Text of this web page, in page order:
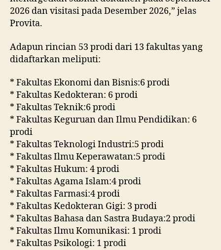
2026 dan visitasi pada Desember 2026,” jelas
Provita.
Adapun rincian 53 prodi dari 13 fakultas yang
didaftarkan meliputi:
* Fakultas Ekonomi dan Bisnis:6 prodi
* Fakultas Kedokteran: 6 prodi
* Fakultas Teknik:6 prodi
* Fakultas Keguruan dan Ilmu Pendidikan: 6
prodi
* Fakultas Teknologi Industri:5 prodi
* Fakultas Ilmu Keperawatan:5 prodi
* Fakultas Hukum: 4 prodi
* Fakultas Agama Islam:4 prodi
* Fakultas Farmasi:4 prodi
* Fakultas Kedokteran Gigi: 3 prodi
* Fakultas Bahasa dan Sastra Budaya:2 prodi
* Fakultas Ilmu Komunikasi: 1 prodi
* Fakultas Psikologi: 1 prodi